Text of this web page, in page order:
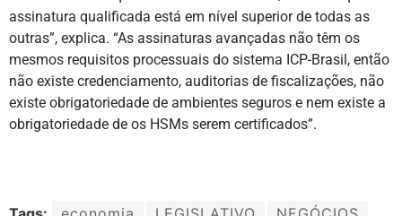
assinatura qualificada está em nível superior de todas as
outras”, explica. “As assinaturas avançadas não têm os
mesmos requisitos processuais do sistema ICP-Brasil, então
não existe credenciamento, auditorias de fiscalizações, não
existe obrigatoriedade de ambientes seguros e nem existe a
obrigatoriedade de os HSMs serem certificados”.